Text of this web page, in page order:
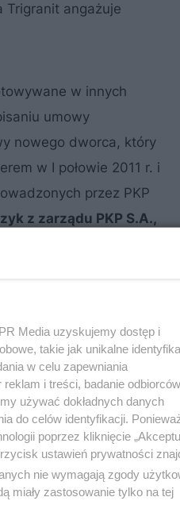
Trigranit angażuje
w innych
umowy
nowego dworca, który
w I połowie 2011 r. i
przez PKP
z zarządu PKP S.A.,
Media uzyskujemy dostęp i
takie jak unikalne
w celu zapewniania
i treści, badanie
używać dokładnych danych
do celów identyfikacji.
poprzez kliknięcie
ustawień prywatności
nie wymagają zgody
miały zastosowanie tylko na tej